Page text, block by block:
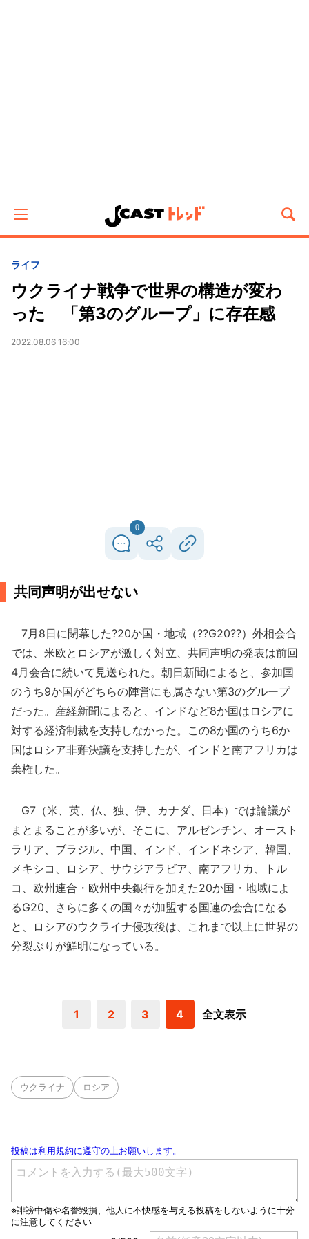
ライフ
ウクライナ戦争で世界の構造が変わ
った 「第3のグループ」に存在感
2022.08.06 16:00
0
共同声明が出せない
7月8日に閉幕した?20か国・地域（??G20??）外相会合
では、米欧とロシアが激しく対立、共同声明の発表は前回
4月会合に続いて見送られた。朝日新聞によると、参加国
のうち9か国がどちらの陣営にも属さない第3のグループ
だった。産経新聞によると、インドなど8か国はロシアに
対する経済制裁を支持しなかった。この8か国のうち6か
国はロシア非難決議を支持したが、インドと南アフリカは
棄権した。
G7（米、英、仏、独、伊、カナダ、日本）では論議が
まとまることが多いが、そこに、アルゼンチン、オースト
ラリア、ブラジル、中国、インド、インドネシア、韓国、
メキシコ、ロシア、サウジアラビア、南アフリカ、トル
コ、欧州連合・欧州中央銀行を加えた20か国・地域によ
るG20、さらに多くの国々が加盟する国連の会合になる
と、ロシアのウクライナ侵攻後は、これまで以上に世界の
分裂ぶりが鮮明になっている。
1 2 3 4 全文表示
ウクライナ ロシア